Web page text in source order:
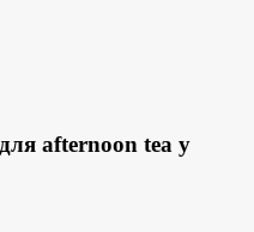
afternoon tea у